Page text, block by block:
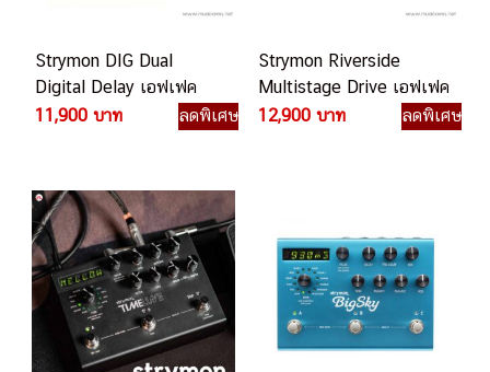
Strymon DIG Dual
Digital Delay เอฟเฟค
กีตาร์ไฟฟ้า
11,900 บาท ลดพิเศษ
Strymon Riverside
Multistage Drive เอฟเฟค
กีตาร์ไฟฟ้า
12,900 บาท ลดพิเศษ